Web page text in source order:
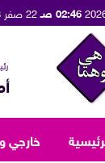
02:46 صـ 22 صفر 1448
خارجي